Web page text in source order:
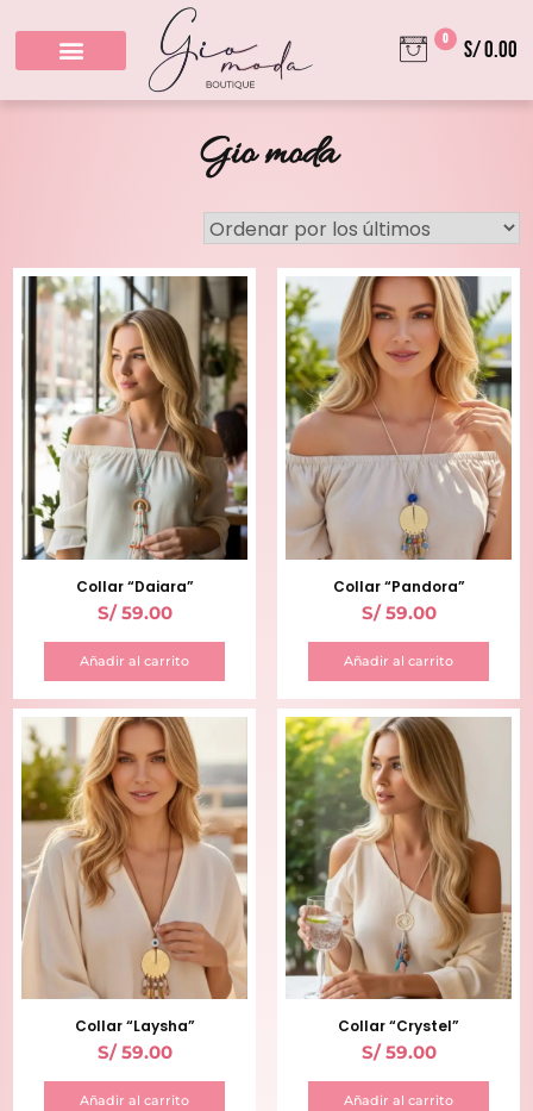
0 S/ 0.00
Gio moda
Collar “Daiara”
S/59.00
Añadir al carrito
Collar “Pandora”
S/59.00
Añadir al carrito
Collar “Laysha”
S/59.00
Añadir al carrito
Collar “Crystel”
S/59.00
Añadir al carrito